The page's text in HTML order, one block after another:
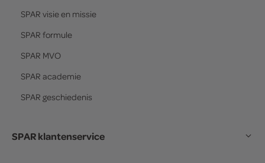
SPAR visie en missie
SPAR formule
SPAR MVO
SPAR academie
SPAR geschiedenis
SPAR klantenservice